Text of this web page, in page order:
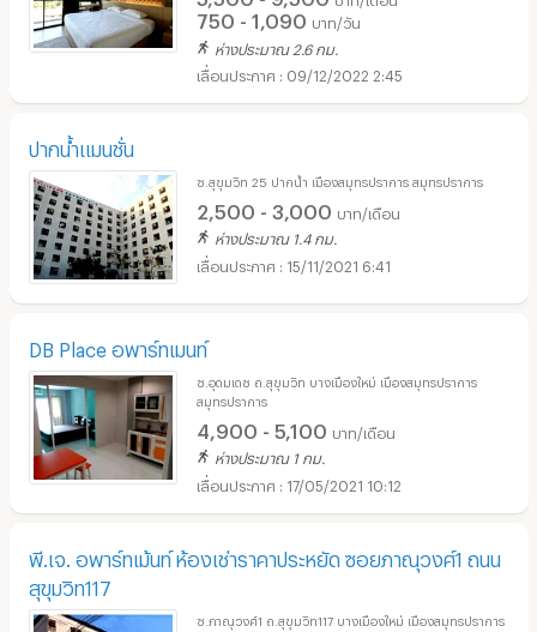
750 - 1,090 บาท/วัน
ห่างประมาณ 2.6 กม.
09/12/2022 2:45
ปากน้ำแมนชั่น
ซ.สุขุมวิท 25 ปากน้ำ เมืองสมุทรปราการ สมุทรปราการ
2,500 - 3,000 บาท/เดือน
ห่างประมาณ 1.4 กม.
15/11/2021 6:41
DB Place อพาร์ทเมนท์
ซ.อุดมเดช ถ.สุขุมวิท บางเมืองใหม่ เมืองสมุทรปราการ
สมุทรปราการ
4,900 - 5,100 บาท/เดือน
ห่างประมาณ 1 กม.
17/05/2021 10:12
พี.เจ. อพาร์ทเม้นท์ ห้องเช่าราคาประหยัด ซอยภาณุวงศ์1 ถนน
สุขุมวิท117
ซ.ภาณุวงศ์1 ถ.สุขุมวิท117 บางเมืองใหม่ เมืองสมุทรปราการ